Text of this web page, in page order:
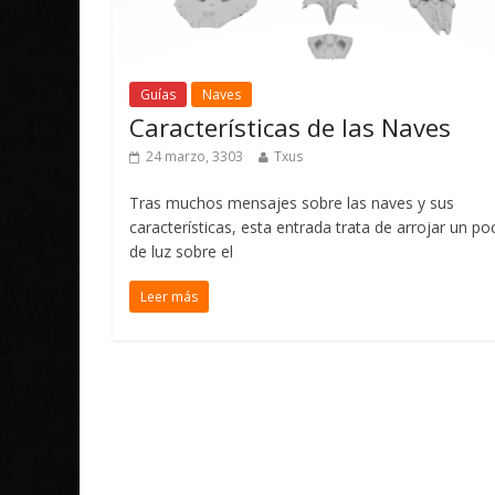
Guías Naves
Características de las Naves
24 marzo, 3303 Txus
Tras muchos mensajes sobre las naves y sus
características, esta entrada trata de arrojar un
de luz sobre el
Leer más